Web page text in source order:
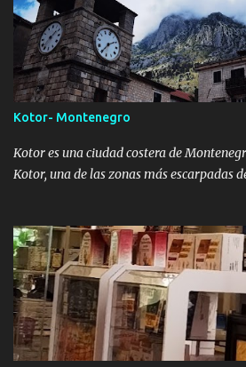
Kotor- Montenegro
Kotor es una ciudad costera de
Kotor, una de las zonas más escarpadas